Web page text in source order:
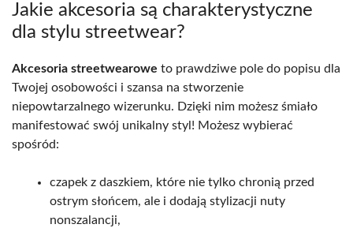
Jakie akcesoria są charakterystyczne
dla stylu streetwear?
Akcesoria streetwearowe to prawdziwe pole do popisu dla
Twojej osobowości i szansa na stworzenie
niepowtarzalnego wizerunku. Dzięki nim możesz śmiało
manifestować swój unikalny styl! Możesz wybierać
spośród:
czapek z daszkiem, które nie tylko chronią przed
ostrym słońcem, ale i dodają stylizacji nuty
nonszalancji,